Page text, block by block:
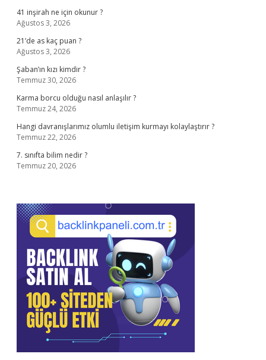
41 inşirah ne için okunur ?
Ağustos 3, 2026
21’de as kaç puan ?
Ağustos 3, 2026
Şaban’ın kızı kimdir ?
Temmuz 30, 2026
Karma borcu olduğu nasıl anlaşılır ?
Temmuz 24, 2026
Hangi davranışlarımız olumlu iletişim kurmayı kolaylaştırır ?
Temmuz 22, 2026
7. sınıfta bilim nedir ?
Temmuz 20, 2026